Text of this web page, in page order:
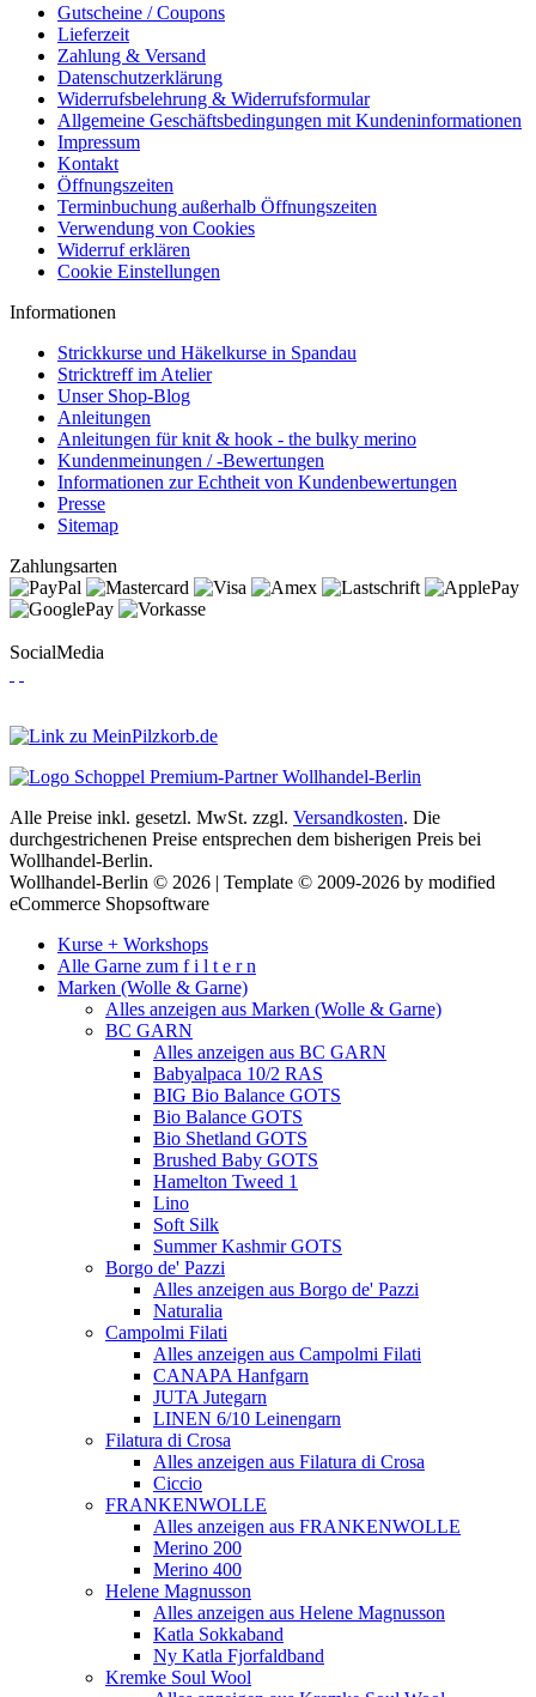
Gutscheine / Coupons
Lieferzeit
Zahlung & Versand
Datenschutzerklärung
Widerrufsbelehrung & Widerrufsformular
Allgemeine Geschäftsbedingungen mit Kundeninformationen
Impressum
Kontakt
Öffnungszeiten
Terminbuchung außerhalb Öffnungszeiten
Verwendung von Cookies
Widerruf erklären
Cookie Einstellungen
Informationen
Strickkurse und Häkelkurse in Spandau
Stricktreff im Atelier
Unser Shop-Blog
Anleitungen
Anleitungen für knit & hook - the bulky merino
Kundenmeinungen / -Bewertungen
Informationen zur Echtheit von Kundenbewertungen
Presse
Sitemap
Zahlungsarten
SocialMedia
Alle Preise inkl. gesetzl. MwSt. zzgl. Versandkosten. Die
durchgestrichenen Preise entsprechen dem bisherigen Preis bei
Wollhandel-Berlin.
Wollhandel-Berlin © 2026 | Template © 2009-2026 by modified
eCommerce Shopsoftware
Kurse + Workshops
Alle Garne zum f i l t e r n
Marken (Wolle & Garne)
Alles anzeigen aus Marken (Wolle & Garne)
BC GARN
Alles anzeigen aus BC GARN
Babyalpaca 10/2 RAS
BIG Bio Balance GOTS
Bio Balance GOTS
Bio Shetland GOTS
Brushed Baby GOTS
Hamelton Tweed 1
Lino
Soft Silk
Summer Kashmir GOTS
Borgo de' Pazzi
Alles anzeigen aus Borgo de' Pazzi
Naturalia
Campolmi Filati
Alles anzeigen aus Campolmi Filati
CANAPA Hanfgarn
JUTA Jutegarn
LINEN 6/10 Leinengarn
Filatura di Crosa
Alles anzeigen aus Filatura di Crosa
Ciccio
FRANKENWOLLE
Alles anzeigen aus FRANKENWOLLE
Merino 200
Merino 400
Helene Magnusson
Alles anzeigen aus Helene Magnusson
Katla Sokkaband
Ny Katla Fjorfaldband
Kremke Soul Wool